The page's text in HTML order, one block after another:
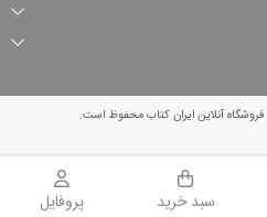
آنلاین ایران کتاب محفوظ است.
سبد خرید
سبد خرید پروفایل